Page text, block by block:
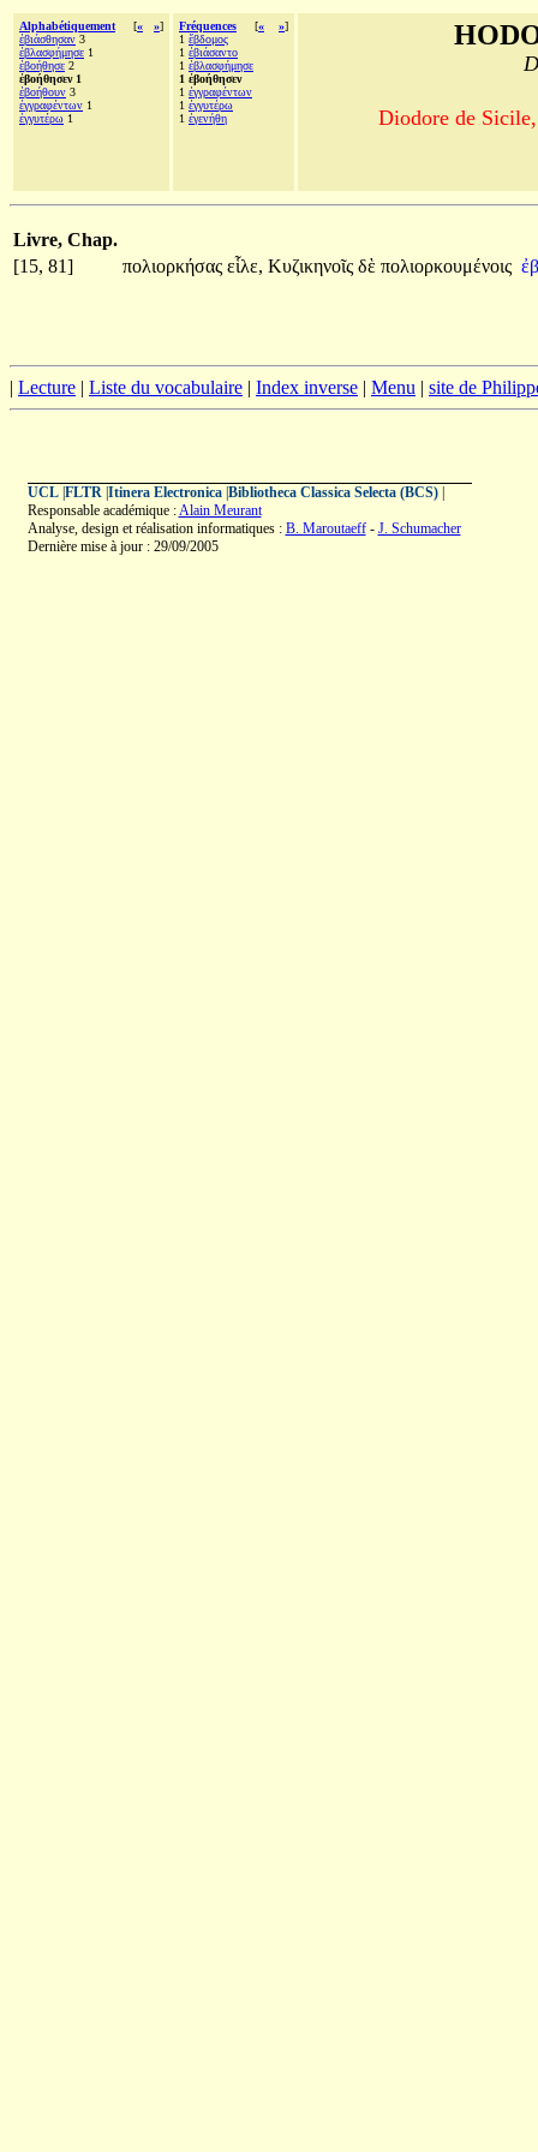
Alphabétiquement [« »]
ἐβιάσθησαν 3
ἐβλασφήμησε 1
ἐβοήθησε 2
ἐβοήθησεν 1
ἐβοήθουν 3
ἐγγραφέντων 1
ἐγγυτέρω 1
Fréquences [« »]
1 ἕβδομος
1 ἐβιάσαντο
1 ἐβλασφήμησε
1 ἐβοήθησεν
1 ἐγγραφέντων
1 ἐγγυτέρω
1 ἐγενήθη Diodore de
Livre, Chap.
[15, 81]
πολιορκήσας εἷλε, Κυζικηνοῖς δὲ πολιορκουμένοις
| Lecture | Liste du vocabulaire | Index inverse | Menu | site de
UCL| FLTR| Itinera Electronica| Bibliotheca Classica Selecta (BCS)|
Responsable académique :Alain Meurant
Analyse, design et réalisation informatiques : B. Maroutaeff- J. Schumacher
Dernière mise à jour : 29/09/2005